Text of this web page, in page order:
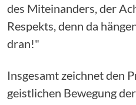
des Miteinanders, der
Respekts, denn da
dran!"
Insgesamt zeichnet den
geistlichen Bewegung der